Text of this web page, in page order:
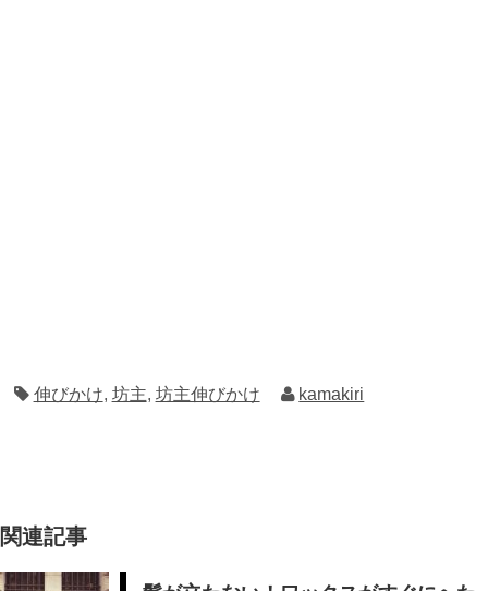
伸びかけ, 坊主, 坊主伸びかけ kamakiri
関連記事